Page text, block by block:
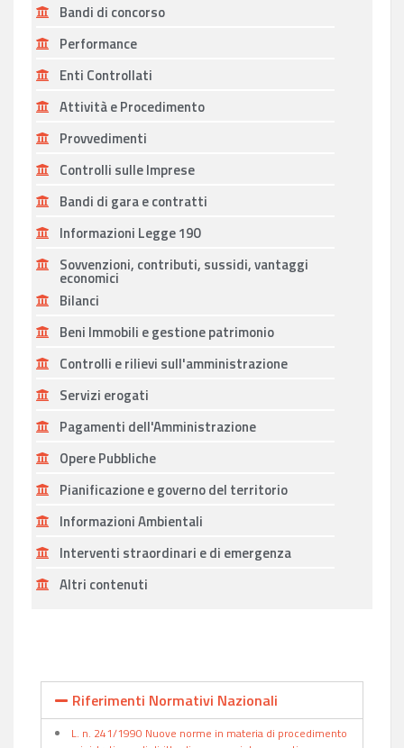
Bandi di concorso
Performance
Enti Controllati
Attività e Procedimento
Provvedimenti
Controlli sulle Imprese
Bandi di gara e contratti
Informazioni Legge 190
Sovvenzioni, contributi, sussidi, vantaggi
economici
Bilanci
Beni Immobili e gestione patrimonio
Controlli e rilievi sull'amministrazione
Servizi erogati
Pagamenti dell'Amministrazione
Opere Pubbliche
Pianificazione e governo del territorio
Informazioni Ambientali
Interventi straordinari e di emergenza
Altri contenuti
Riferimenti Normativi Nazionali
L. n. 241/1990 Nuove norme in materia di procedimento